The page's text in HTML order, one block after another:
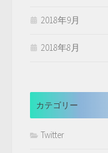
2018年9月
2018年8月
カテゴリー
Twitter